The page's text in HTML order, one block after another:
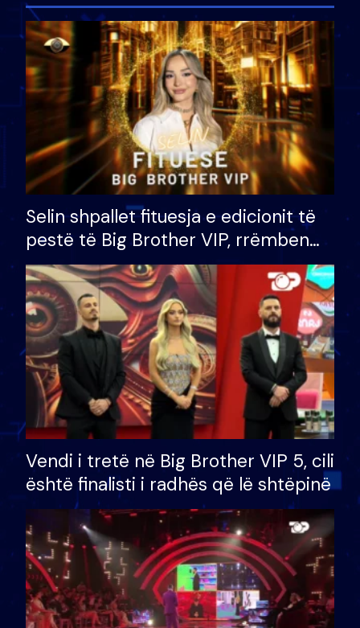
Selin shpallet fituesja e edicionit të
pestë të Big Brother VIP, rrëmben
çmimin e madh prej 100 mijë eurosh
Vendi i tretë në Big Brother VIP 5, cili
është finalisti i radhës që lë shtëpinë